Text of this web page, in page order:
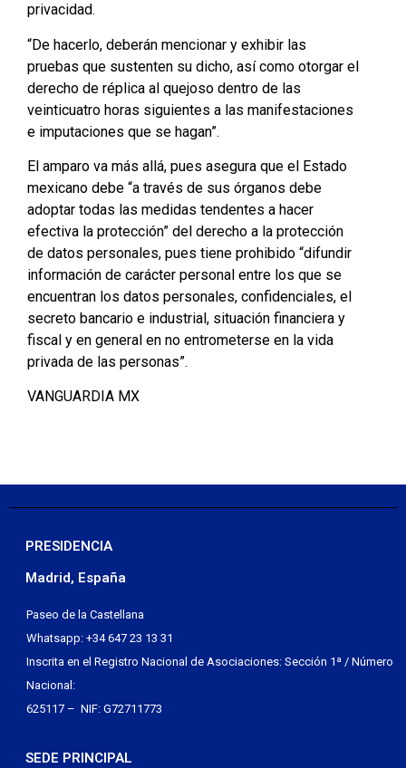
privacidad.
“De hacerlo, deberán mencionar y exhibir las
pruebas que sustenten su dicho, así como otorgar el
derecho de réplica al quejoso dentro de las
veinticuatro horas siguientes a las manifestaciones
e imputaciones que se hagan”.
El amparo va más allá, pues asegura que el Estado
mexicano debe “a través de sus órganos debe
adoptar todas las medidas tendentes a hacer
efectiva la protección” del derecho a la protección
de datos personales, pues tiene prohibido “difundir
información de carácter personal entre los que se
encuentran los datos personales, confidenciales, el
secreto bancario e industrial, situación financiera y
fiscal y en general en no entrometerse en la vida
privada de las personas”.
VANGUARDIA MX
PRESIDENCIA
Madrid, España
Paseo de la Castellana
Whatsapp: +34 647 23 13 31
Inscrita en el Registro Nacional de Asociaciones: Sección 1ª / Número
Nacional:
625117 – NIF: G72711773
SEDE PRINCIPAL